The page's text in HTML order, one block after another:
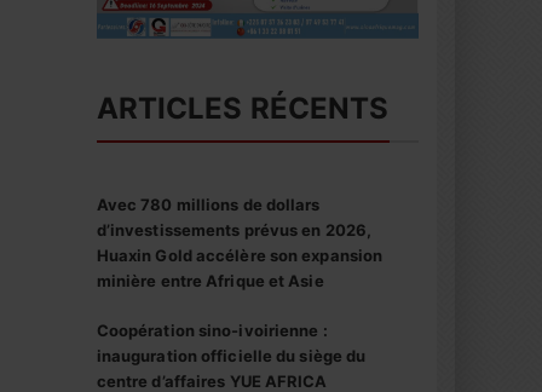
ARTICLES RÉCENTS
Avec 780 millions de dollars
d’investissements prévus en 2026,
Huaxin Gold accélère son expansion
minière entre Afrique et Asie
Coopération sino-ivoirienne :
inauguration officielle du siège du
centre d’affaires YUE AFRICA